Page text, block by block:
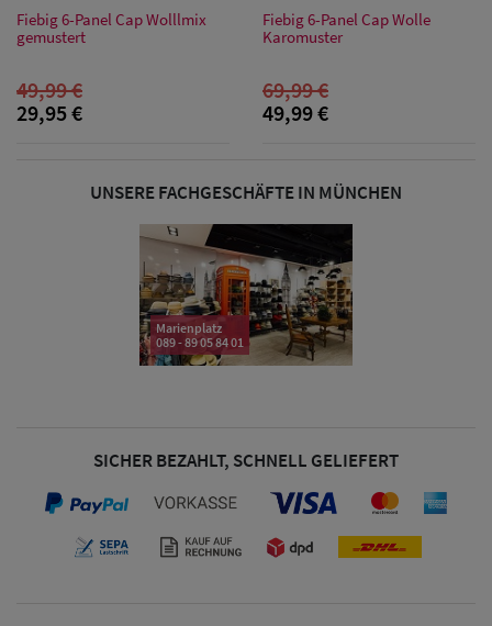
Damen
Damen
& Visoren
Snapback Caps
Damen Caps
Großgrößen
Fiebig 6-Panel Cap Wolllmix
gemustert
49,99 €
29,95 €
Fiebig 6-Panel Cap Wolle
Karomuster
69,99 €
49,99 €
UNSERE FACHGESCHÄFTE IN MÜNCHEN
Marienplatz
089 - 89 05 84 01
SICHER BEZAHLT, SCHNELL GELIEFERT